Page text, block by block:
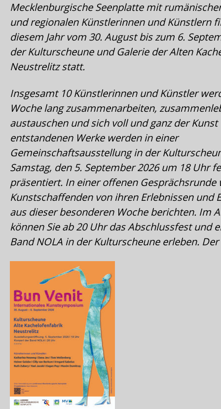
Mecklenburgische Seenplatte mit
und regionalen Künstlerinnen und Künstlern
diesem Jahr vom 30. August bis zum 6.
der Kulturscheune und Galerie der Alten
Neustrelitz statt.
Insgesamt 10 Künstlerinnen und Künstler
Woche lang zusammenarbeiten,
austauschen und sich voll und ganz der
entstandenen Werke werden in einer
Gemeinschaftsausstellung in der
Samstag, den 5. September 2026 um 18 Uhr
präsentiert. In einer offenen Gesprächsrunde
Kunstschaffenden von ihren Erlebnissen und
aus dieser besonderen Woche berichten. Im
können Sie ab 20 Uhr das Abschlussfest und
Band NOLA in der Kulturscheune erleben.